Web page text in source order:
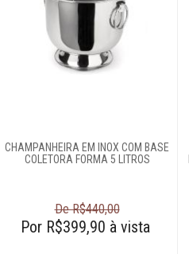
gelo
Porta-copos
Saca-rolhas
Complementos
para mesa
Copos e taças
CHAMPANHEIRA EM INOX COM BASE
COLETORA FORMA 5 LITROS
De R$440,00
Por R$399,90 à vista